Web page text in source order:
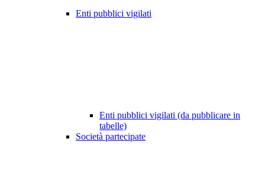
Enti pubblici vigilati
Enti pubblici vigilati (da pubblicare in
tabelle)
Società partecipate